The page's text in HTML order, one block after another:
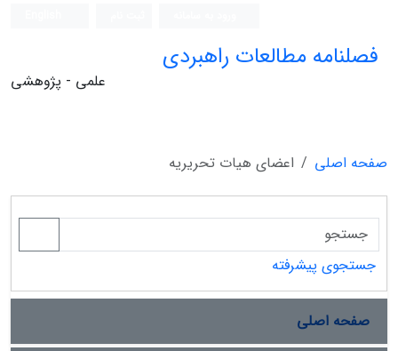
فصلنامه مطالعات راهبردی
علمی - پژوهشی
صفحه اصلی اعضای هیات تحریریه
جستجوی پیشرفته
صفحه اصلی